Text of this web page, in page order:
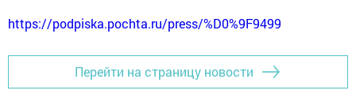
https://podpiska.pochta.ru/press/%D0%9F9499
Перейти на страницу новости